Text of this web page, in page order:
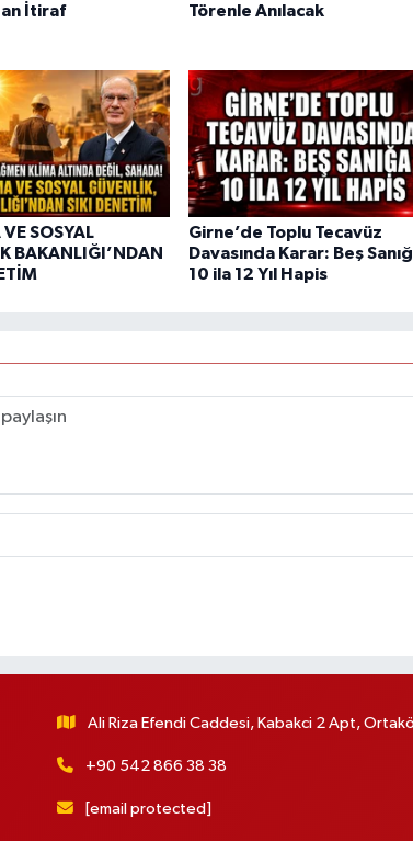
İtiraf
Törenle Anılacak
SOSYAL
BAKANLIĞI’NDAN
Girne’de Toplu Tecavüz
Davasında Karar: Beş
10 ila 12 Yıl Hapis
Ali Riza Efendi Caddesi, Kabakci 2 Apt,
+90 542 866 38 38
[email protected]